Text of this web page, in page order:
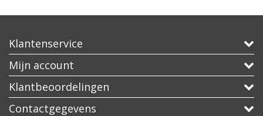
Klantenservice
Mijn account
Klantbeoordelingen
Contactgegevens